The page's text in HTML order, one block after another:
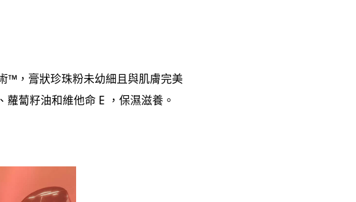
™， 膏狀珍珠粉未幼細且與肌膚完美
蘿蔔籽油和維他命 E ， 保濕滋養。